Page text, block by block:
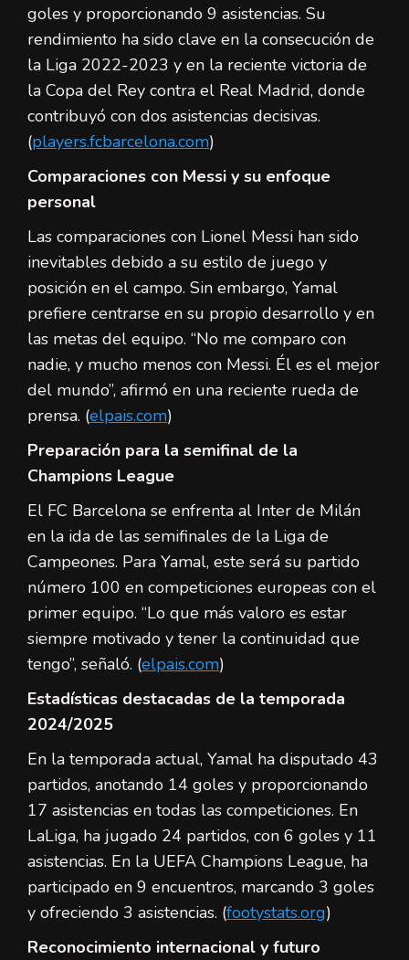
goles y proporcionando 9 asistencias. Su
rendimiento ha sido clave en la consecución de
la Liga 2022-2023 y en la reciente victoria de
la Copa del Rey contra el Real Madrid, donde
contribuyó con dos asistencias decisivas.
(players.fcbarcelona.com)
Comparaciones con Messi y su enfoque
personal
Las comparaciones con Lionel Messi han sido
inevitables debido a su estilo de juego y
posición en el campo. Sin embargo, Yamal
prefiere centrarse en su propio desarrollo y en
las metas del equipo. “No me comparo con
nadie, y mucho menos con Messi. Él es el mejor
del mundo”, afirmó en una reciente rueda de
prensa. (elpais.com)
Preparación para la semifinal de la
Champions League
El FC Barcelona se enfrenta al Inter de Milán
en la ida de las semifinales de la Liga de
Campeones. Para Yamal, este será su partido
número 100 en competiciones europeas con el
primer equipo. “Lo que más valoro es estar
siempre motivado y tener la continuidad que
tengo”, señaló. (elpais.com)
Estadísticas destacadas de la temporada
2024/2025
En la temporada actual, Yamal ha disputado 43
partidos, anotando 14 goles y proporcionando
17 asistencias en todas las competiciones. En
LaLiga, ha jugado 24 partidos, con 6 goles y 11
asistencias. En la UEFA Champions League, ha
participado en 9 encuentros, marcando 3 goles
y ofreciendo 3 asistencias. (footystats.org)
Reconocimiento internacional y futuro